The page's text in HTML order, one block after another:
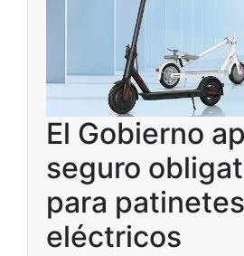
El Gobierno
seguro
para patinetes
eléctricos